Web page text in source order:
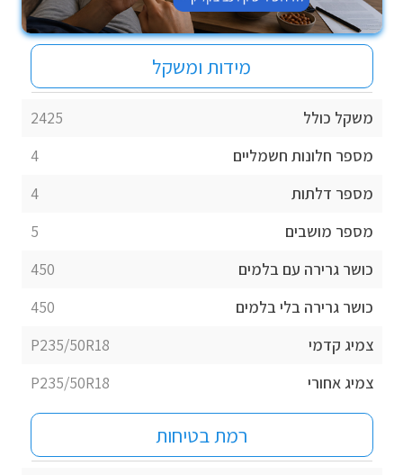
מידות ומשקל
משקל כולל
2425
מספר חלונות חשמליים
4
מספר דלתות
4
מספר מושבים
5
כושר גרירה עם בלמים
450
כושר גרירה בלי בלמים
450
צמיג קדמי
P235/50R18
צמיג אחורי
P235/50R18
רמת בטיחות